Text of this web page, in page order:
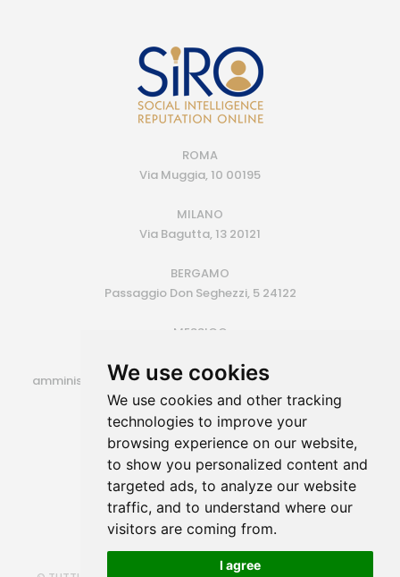
We use cookies
We use cookies and other tracking
technologies to improve your
browsing experience on our website,
to show you personalized content and
targeted ads, to analyze our website
traffic, and to understand where our
visitors are coming from.
I agree
ROMA
Via Muggia, 10 00195
MILANO
Via Bagutta, 13 20121
BERGAMO
Passaggio Don Seghezzi, 5 24122
MESSICO
amministrazione@siroconsulting.com | +39.335.6409500
P.IVA 14725801006